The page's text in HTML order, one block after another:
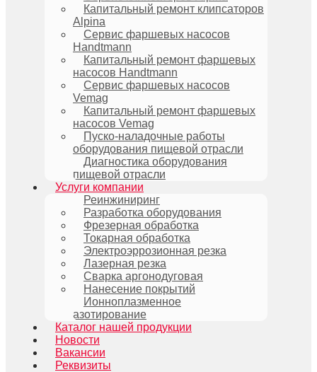
Капитальный ремонт клипсаторов
Alpina
Сервис фаршевых насосов
Handtmann
Капитальный ремонт фаршевых
насосов Handtmann
Сервис фаршевых насосов
Vemag
Капитальный ремонт фаршевых
насосов Vemag
Пуско-наладочные работы
оборудования пищевой отрасли
Диагностика оборудования
пищевой отрасли
Услуги компании
Реинжиниринг
Разработка оборудования
Фрезерная обработка
Токарная обработка
Электроэррозионная резка
Лазерная резка
Сварка аргонодуговая
Нанесение покрытий
Ионноплазменное
азотирование
Каталог нашей продукции
Новости
Вакансии
Реквизиты